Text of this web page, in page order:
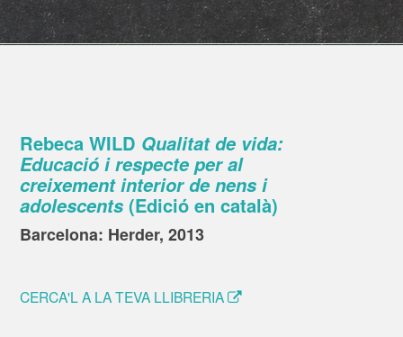
Rebeca WILD Qualitat de vida:
Educació i respecte per al
creixement interior de nens i
adolescents (Edició en català)
Barcelona: Herder, 2013
CERCA'L A LA TEVA LLIBRERIA